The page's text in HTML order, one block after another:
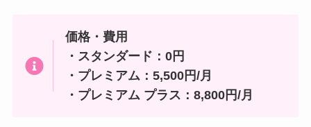
価格・費用
・スタンダード：0円
・プレミアム：5,500円/月
・プレミアム プラス：8,800円/月